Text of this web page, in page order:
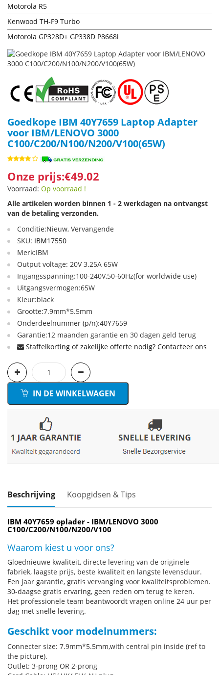
Motorola R5
Kenwood TH-F9 Turbo
Motorola GP328D+ GP338D P8668i
Goedkope IBM 40Y7659 Laptop Adapter
voor IBM/LENOVO 3000
C100/C200/N100/N200/V100(65W)
Onze prijs:€49.02
Voorraad: Op voorraad !
Alle artikelen worden binnen 1 - 2 werkdagen na ontvangst
van de betaling verzonden.
Conditie:Nieuw, Vervangende
SKU: IBM17550
Merk:IBM
Output voltage: 20V 3.25A 65W
Ingangsspanning:100-240V,50-60Hz(for worldwide use)
Uitgangsvermogen:65W
Kleur:black
Grootte:7.9mm*5.5mm
Onderdeelnummer (p/n):40Y7659
Garantie:12 maanden garantie en 30 dagen geld terug
Staffelkorting of zakelijke offerte nodig? Contacteer ons
IN DE WINKELWAGEN
Beschrijving Koopgidsen & Tips
IBM 40Y7659 oplader - IBM/LENOVO 3000
C100/C200/N100/N200/V100
Waarom kiest u voor ons?
Gloednieuwe kwaliteit, directe levering van de originele
fabriek, laagste prijs, beste kwaliteit en langste levensduur.
Een jaar garantie, gratis vervanging voor kwaliteitsproblemen.
30-daagse gratis ervaring, geen reden om terug te keren.
Het professionele team beantwoordt vragen online 24 uur per
dag met snelle levering.
Geschikt voor modelnummers:
Connecter size: 7.9mm*5.5mm,with central pin inside (ref to
the picture).
Outlet: 3-prong OR 2-prong